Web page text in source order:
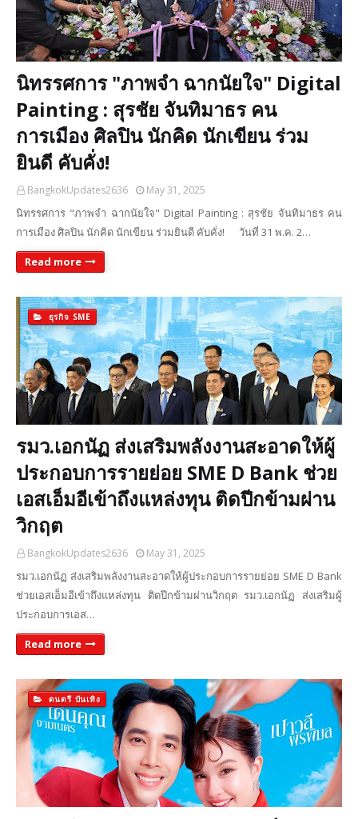
นิทรรศการ "ภาพจำ ฉากนัยใจ" Digital
Painting : สุรชัย จันทิมาธร คน
การเมือง ศิลปิน นักคิด นักเขียน ร่วม
ยินดี คับคั่ง!
BangkokUpdates2636 May 31, 2025
นิทรรศการ "ภาพจำ ฉากนัยใจ" Digital Painting : สุรชัย จันทิมาธร คน
การเมือง ศิลปิน นักคิด นักเขียน ร่วมยินดี คับคั่ง! วันที่ 31 พ.ค. 2…
Read more
ธุรกิจ SME
รมว.เอกนัฏ ส่งเสริมพลังงานสะอาดให้ผู้
ประกอบการรายย่อย SME D Bank ช่วย
เอสเอ็มอีเข้าถึงแหล่งทุน ติดปีกข้ามผ่าน
วิกฤต
BangkokUpdates2636 May 31, 2025
รมว.เอกนัฏ ส่งเสริมพลังงานสะอาดให้ผู้ประกอบการรายย่อย SME D Bank
ช่วยเอสเอ็มอีเข้าถึงแหล่งทุน ติดปีกข้ามผ่านวิกฤต รมว.เอกนัฏ ส่งเสริมผู้
ประกอบการเอส…
Read more
ดนตรี บันเทิง